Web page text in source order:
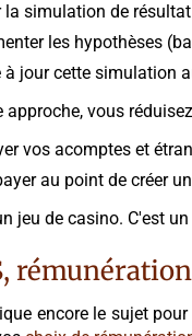
la simulation de
les hypothèses
à jour cette simulation
approche, vous
vos acomptes et
au point de créer
jeu de casino. C'est
encore le sujet